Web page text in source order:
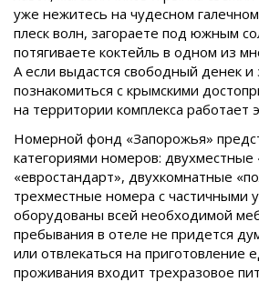
уже нежитесь на чудесном
плеск волн, загораете под южным
потягиваете коктейль в одном из
А если выдастся свободный денек и
познакомиться с крымскими
на территории комплекса работает
Номерной фонд «Запорожья»
категориями номеров: двухместные
«евростандарт», двухкомнатные
трехместные номера с частичными
оборудованы всей необходимой
пребывания в отеле не придется
или отвлекаться на приготовление
проживания входит трехразовое